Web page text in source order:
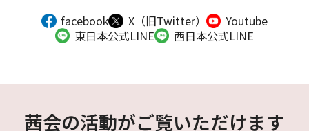
facebook X（旧Twitter）
Youtube
東日本公式LINE
西日本公式LINE
茜会の活動がご覧いただけます